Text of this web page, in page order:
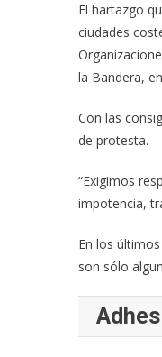
El hartazgo
ciudades
la Bandera,
Con las
de protesta.
“Exigimos
impotencia,
En los
son sólo